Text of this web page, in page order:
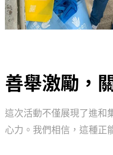
善舉激勵，
這次活動不僅展現了進和
心力。我們相信，這種正